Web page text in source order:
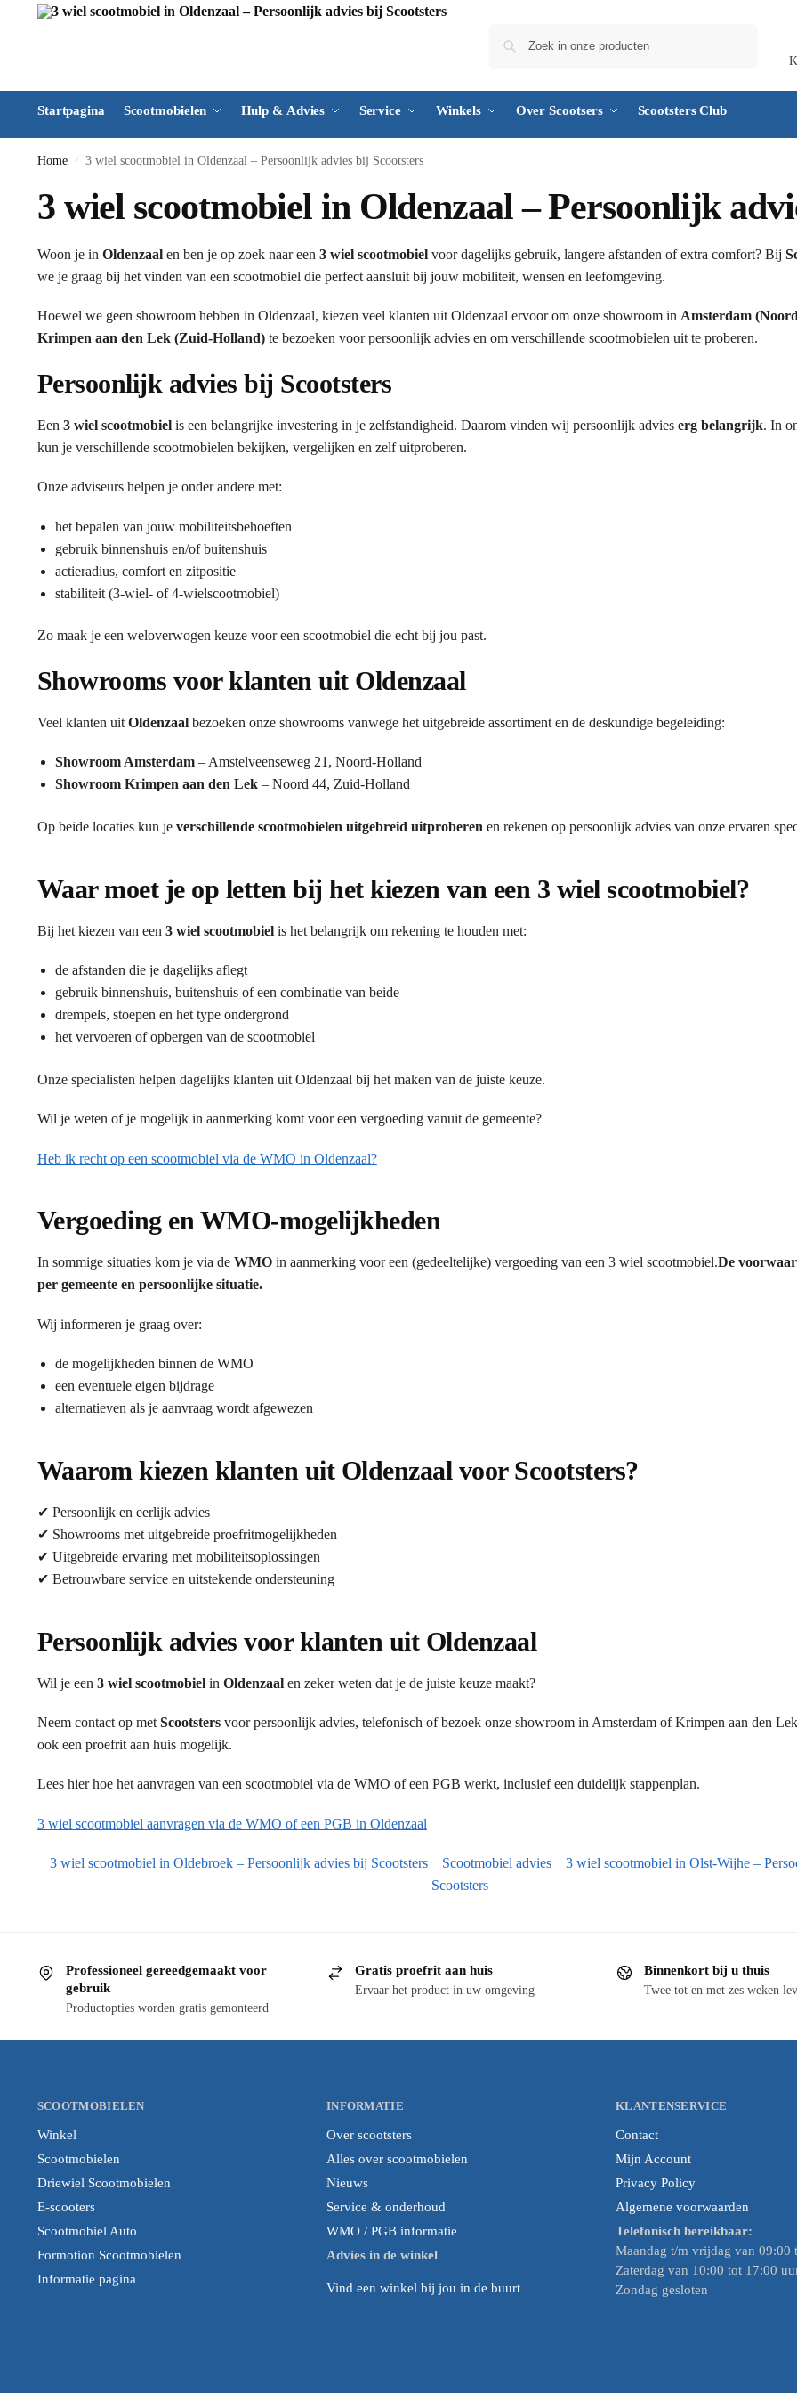
Startpagina Scootmobielen Hulp & Advies Service Winkels Over Scootsers Scootsters Club
Home / 3 wiel scootmobiel in Oldenzaal – Persoonlijk advies bij Scootsters
3 wiel scootmobiel in Oldenzaal – Persoonlijk
Woon je in Oldenzaalen ben je op zoek naar een 3 wiel scootmobielvoor dagelijks gebruik, langere afstanden of extra comfort? Bij
we je graag bij het vinden van een scootmobiel die perfect aansluit bij jouw mobiliteit, wensen en leefomgeving.
Hoewel we geen showroom hebben in Oldenzaal, kiezen veel klanten uit Oldenzaal ervoor om onze showroom in Amsterdam
Krimpen aan den Lek (Zuid-Holland)te bezoeken voor persoonlijk advies en om verschillende scootmobielen uit te proberen.
Persoonlijk advies bij Scootsters
Een 3 wiel scootmobielis een belangrijke investering in je zelfstandigheid. Daarom vinden wij persoonlijk advies erg belangrijk. In
kun je verschillende scootmobielen bekijken, vergelijken en zelf uitproberen.
Onze adviseurs helpen je onder andere met:
het bepalen van jouw mobiliteitsbehoeften
gebruik binnenshuis en/of buitenshuis
actieradius, comfort en zitpositie
stabiliteit (3-wiel- of 4-wielscootmobiel)
Zo maak je een weloverwogen keuze voor een scootmobiel die echt bij jou past.
Showrooms voor klanten uit Oldenzaal
Veel klanten uit Oldenzaalbezoeken onze showrooms vanwege het uitgebreide assortiment en de deskundige begeleiding:
Showroom Amsterdam– Amstelveenseweg 21, Noord-Holland
Showroom Krimpen aan den Lek– Noord 44, Zuid-Holland
Op beide locaties kun je verschillende scootmobielen uitgebreid uitproberen en rekenen op persoonlijk advies van onze ervaren
Waar moet je op letten bij het kiezen van een 3 wiel scootmobiel?
Bij het kiezen van een 3 wiel scootmobielis het belangrijk om rekening te houden met:
de afstanden die je dagelijks aflegt
gebruik binnenshuis, buitenshuis of een combinatie van beide
drempels, stoepen en het type ondergrond
het vervoeren of opbergen van de scootmobiel
Onze specialisten helpen dagelijks klanten uit Oldenzaal bij het maken van de juiste keuze.
Wil je weten of je mogelijk in aanmerking komt voor een vergoeding vanuit de gemeente?
Heb ik recht op een scootmobiel via de WMO in Oldenzaal?
Vergoeding en WMO-mogelijkheden
In sommige situaties kom je via de WMOin aanmerking voor een (gedeeltelijke) vergoeding van een 3 wiel scootmobiel.De
per gemeente en persoonlijke situatie.
Wij informeren je graag over:
de mogelijkheden binnen de WMO
een eventuele eigen bijdrage
alternatieven als je aanvraag wordt afgewezen
Waarom kiezen klanten uit Oldenzaal voor Scootsters?
✔ Persoonlijk en eerlijk advies
✔ Showrooms met uitgebreide proefritmogelijkheden
✔ Uitgebreide ervaring met mobiliteitsoplossingen
✔ Betrouwbare service en uitstekende ondersteuning
Persoonlijk advies voor klanten uit Oldenzaal
Wil je een 3 wiel scootmobielin Oldenzaalen zeker weten dat je de juiste keuze maakt?
Neem contact op met Scootstersvoor persoonlijk advies, telefonisch of bezoek onze showroom in Amsterdam of Krimpen aan den
ook een proefrit aan huis mogelijk.
Lees hier hoe het aanvragen van een scootmobiel via de WMO of een PGB werkt, inclusief een duidelijk stappenplan.
3 wiel scootmobiel aanvragen via de WMO of een PGB in Oldenzaal
3 wiel scootmobiel in Oldebroek – Persoonlijk advies bij Scootsters Scootmobiel advies
3 wiel scootmobiel in Olst-Wijhe –
Scootsters
Professioneel gereedgemaakt voor
gebruik
Productopties worden gratis gemonteerd
Gratis proefrit aan huis
Ervaar het product in uw omgeving
Binnenkort bij u thuis
Twee tot en met zes weken
SCOOTMOBIELEN
Winkel
Scootmobielen
Driewiel Scootmobielen
E-scooters
Scootmobiel Auto
Formotion Scootmobielen
Informatie pagina
INFORMATIE
Over scootsters
Alles over scootmobielen
Nieuws
Service & onderhoud
WMO / PGB informatie
Advies in de winkel
Vind een winkel bij jou in de buurt
KLANTENSERVICE
Contact
Mijn Account
Privacy Policy
Algemene voorwaarden
Telefonisch bereikbaar:
Maandag t/m vrijdag van 09:00
Zaterdag van 10:00 tot 17:00
Zondag gesloten